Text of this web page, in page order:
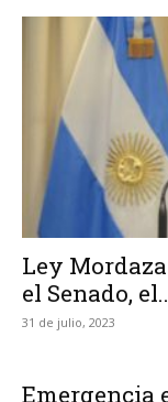
Ley
el Senado,
31 de julio, 2023
Emergencia